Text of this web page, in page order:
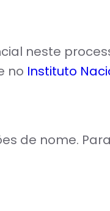
neste
no Instituto
de nome.